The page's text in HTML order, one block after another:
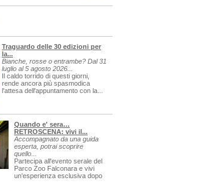
Traguardo delle 30 edizioni per
la...
Bianche, rosse o entrambe? Dal 31
luglio al 5 agosto 2026...
Il caldo torrido di questi giorni,
rende ancora più spasmodica
l'attesa dell'appuntamento con la...
Quando e' sera…
RETROSCENA: vivi il...
Accompagnato da una guida
esperta, potrai scoprire
quello...
Partecipa all'evento serale del
Parco Zoo Falconara e vivi
un'esperienza esclusiva dopo